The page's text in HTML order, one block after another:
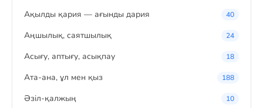
Ақылды қария — ағынды дария 40
Аңшылық, саятшылық 24
Асығу, аптығу, асықпау 18
Ата-ана, ұл мен қыз 188
Әзіл-қалжың 10